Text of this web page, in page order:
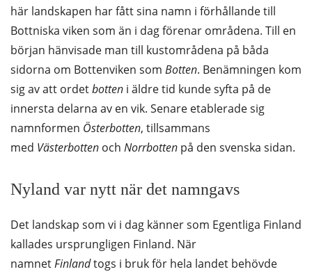
här landskapen har fått sina namn i förhållande till
Bottniska viken som än i dag förenar områdena. Till en
början hänvisade man till kustområdena på båda
sidorna om Bottenviken som Botten. Benämningen kom
sig av att ordetbotten i äldre tid kunde syfta på de
innersta delarna av en vik. Senare etablerade sig
namnformen Österbotten, tillsammans
med Västerbotten och Norrbotten på den svenska sidan.
Nyland var nytt när det namngavs
Det landskap som vi i dag känner som Egentliga Finland
kallades ursprungligen Finland. När
namnetFinlandtogs i bruk för hela landet behövde